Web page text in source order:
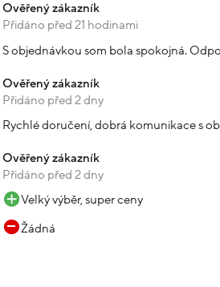
Ověřený zákazník
Přidáno před 21 hodinami
S objednávkou som bola spokojná.
Ověřený zákazník
Přidáno před 2 dny
Rychlé doručení, dobrá komunikace s
Ověřený zákazník
Přidáno před 2 dny
Velký výběr, super ceny
Žádná